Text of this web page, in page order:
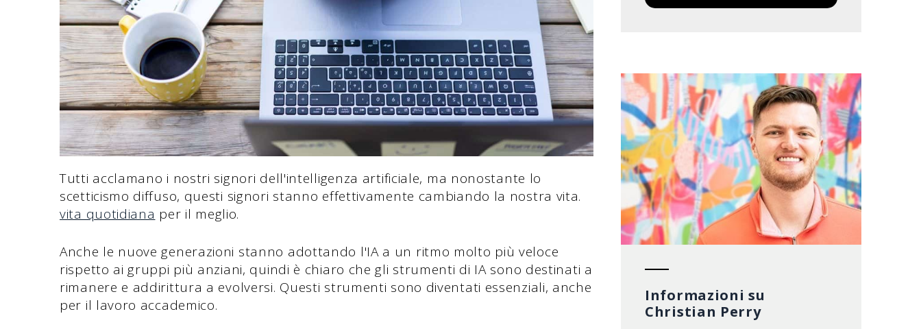
Tutti acclamano i nostri signori dell'intelligenza artificiale, ma nonostante lo
scetticismo diffuso, questi signori stanno effettivamente cambiando la nostra vita.
vita quotidiana per il meglio.
Anche le nuove generazioni stanno adottando l'IA a un ritmo molto più veloce
rispetto ai gruppi più anziani, quindi è chiaro che gli strumenti di IA sono destinati a
rimanere e addirittura a evolversi. Questi strumenti sono diventati essenziali, anche
per il lavoro accademico.
Informazioni su
Christian Perry